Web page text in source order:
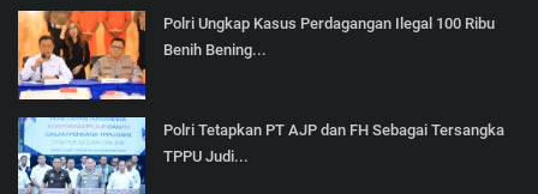
Polri Ungkap Kasus Perdagangan Ilegal 100 Ribu
Benih Bening...
Polri Tetapkan PT AJP dan FH Sebagai Tersangka
TPPU Judi...